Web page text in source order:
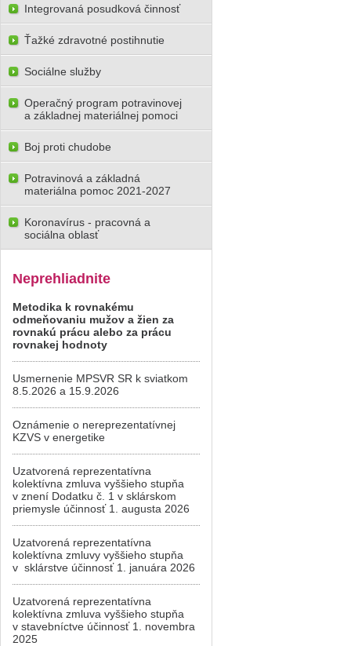
Integrovaná posudková činnosť
Ťažké zdravotné postihnutie
Sociálne služby
Operačný program potravinovej
a základnej materiálnej pomoci
Boj proti chudobe
Potravinová a základná
materiálna pomoc 2021-2027
Koronavírus - pracovná a
sociálna oblasť
Neprehliadnite
Metodika k rovnakému
odmeňovaniu mužov a žien za
rovnakú prácu alebo za prácu
rovnakej hodnoty
Usmernenie MPSVR SR k sviatkom
8.5.2026 a 15.9.2026
Oznámenie o nereprezentatívnej
KZVS v energetike
Uzatvorená reprezentatívna
kolektívna zmluva vyššieho stupňa
v znení Dodatku č. 1 v sklárskom
priemysle účinnosť 1. augusta 2026
Uzatvorená reprezentatívna
kolektívna zmluvy vyššieho stupňa
v sklárstve účinnosť 1. januára 2026
Uzatvorená reprezentatívna
kolektívna zmluva vyššieho stupňa
v stavebníctve účinnosť 1. novembra
2025